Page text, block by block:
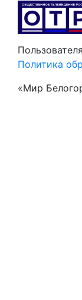
Политика
«Мир